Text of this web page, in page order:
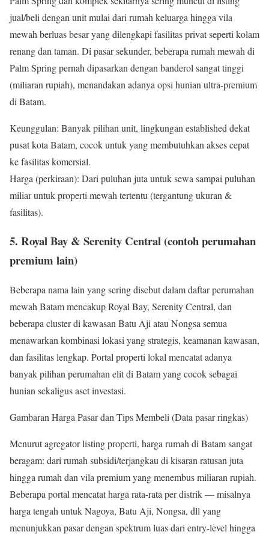
jual/beli dengan unit mulai dari rumah keluarga hingga vila
mewah berluas besar yang dilengkapi fasilitas privat seperti kolam
renang dan taman. Di pasar sekunder, beberapa rumah mewah di
Palm Spring pernah dipasarkan dengan banderol sangat tinggi
(miliaran rupiah), menandakan adanya opsi hunian ultra-premium
di Batam.
Keunggulan: Banyak pilihan unit, lingkungan established dekat
pusat kota Batam, cocok untuk yang membutuhkan akses cepat
ke fasilitas komersial.
Harga (perkiraan): Dari puluhan juta untuk sewa sampai puluhan
miliar untuk properti mewah tertentu (tergantung ukuran &
fasilitas).
5. Royal Bay & Serenity Central (contoh perumahan
premium lain)
Beberapa nama lain yang sering disebut dalam daftar perumahan
mewah Batam mencakup Royal Bay, Serenity Central, dan
beberapa cluster di kawasan Batu Aji atau Nongsa semua
menawarkan kombinasi lokasi yang strategis, keamanan kawasan,
dan fasilitas lengkap. Portal properti lokal mencatat adanya
banyak pilihan perumahan elit di Batam yang cocok sebagai
hunian sekaligus aset investasi.
Gambaran Harga Pasar dan Tips Membeli (Data pasar ringkas)
Menurut agregator listing properti, harga rumah di Batam sangat
beragam: dari rumah subsidi/terjangkau di kisaran ratusan juta
hingga rumah dan vila premium yang menembus miliaran rupiah.
Beberapa portal mencatat harga rata-rata per distrik — misalnya
harga tengah untuk Nagoya, Batu Aji, Nongsa, dll yang
menunjukkan pasar dengan spektrum luas dari entry-level hingga